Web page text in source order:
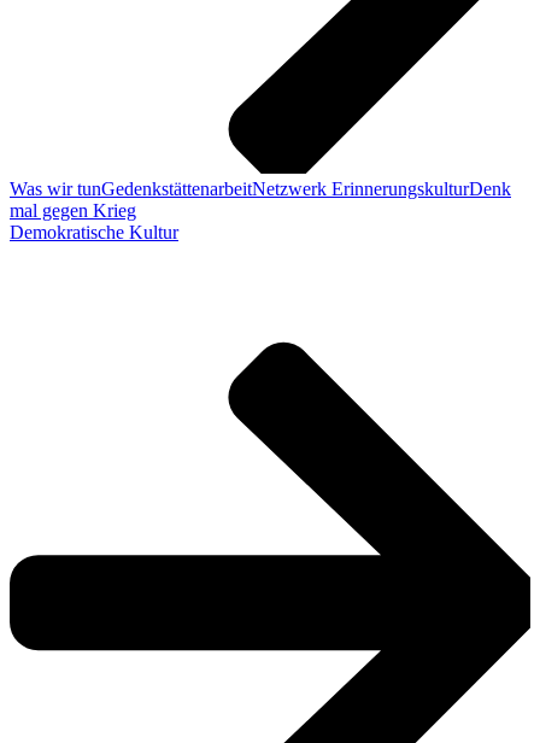
Was wir tunGedenkstättenarbeitNetzwerk ErinnerungskulturDenk
mal gegen Krieg
Demokratische Kultur